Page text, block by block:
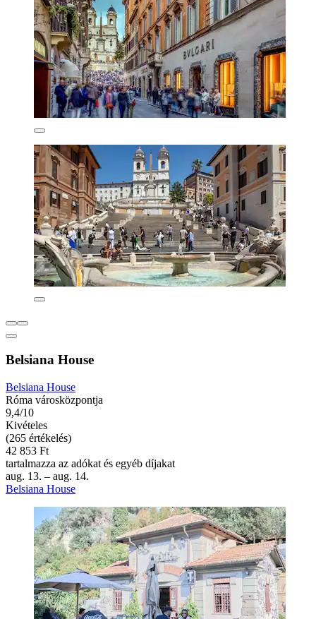
Belsiana House
Belsiana House
Róma városközpontja
9,4/10
Kivételes
(265 értékelés)
42 853 Ft
tartalmazza az adókat és egyéb díjakat
aug. 13. – aug. 14.
Belsiana House